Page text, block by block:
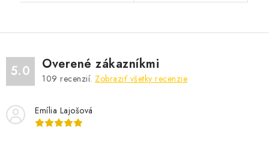
5.0 Overené zákazníkmi
109 recenzií. Zobraziť všetky recenzie
Emília Lajošová